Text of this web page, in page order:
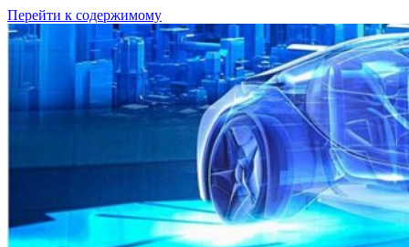
Перейти к содержимому